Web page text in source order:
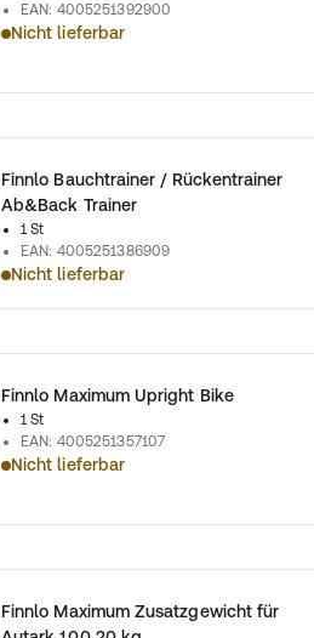
EAN: 4005251392900
Nicht lieferbar
Finnlo Bauchtrainer / Rückentrainer
Ab&Back Trainer
1 St
EAN: 4005251386909
Nicht lieferbar
Finnlo Maximum Upright Bike
1 St
EAN: 4005251357107
Nicht lieferbar
Finnlo Maximum Zusatzgewicht für